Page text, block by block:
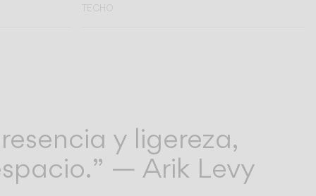
TECHO
y ligereza,
— Arik Levy